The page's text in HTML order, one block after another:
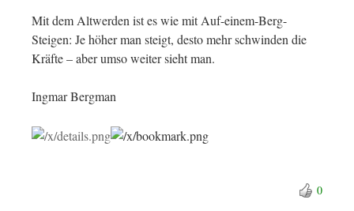
Mit dem Altwerden ist es wie mit Auf-einem-Berg-
Steigen: Je höher man steigt, desto mehr schwinden die
Kräfte – aber umso weiter sieht man.
Ingmar Bergman
0